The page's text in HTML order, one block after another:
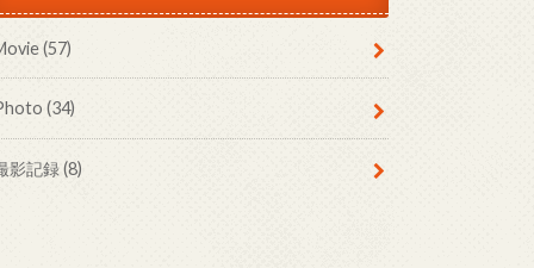
(57)
(34)
影記録(8)